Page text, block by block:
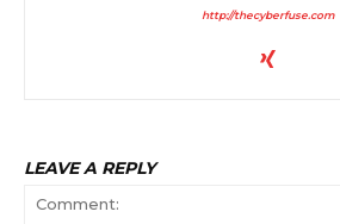
http://thecyberfuse.com
LEAVE A REPLY